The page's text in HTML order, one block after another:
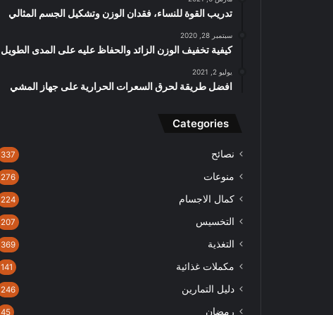
تدريب القوة للنساء، فقدان الوزن وتشكيل الجسم المثالي
سبتمبر 28, 2020
كيفية تخفيف الوزن الزائد والحفاظ عليه على المدى الطويل
يوليو 2, 2021
افضل طريقة لحرق السعرات الحرارية على جهاز المشي
Categories
نصائح 337
منوعات 276
كمال الاجسام 224
التخسيس 207
التغذية 369
مكملات غذائية 141
دليل التمارين 246
رمضان 45